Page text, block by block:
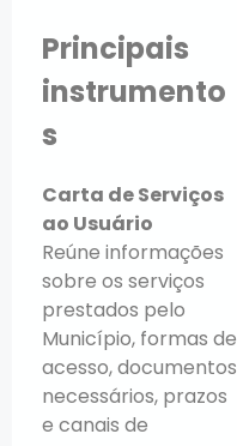
Principais
instrumento
s
Carta de Serviços
ao Usuário
Reúne informações
sobre os serviços
prestados pelo
Município, formas de
acesso, documentos
necessários, prazos
e canais de